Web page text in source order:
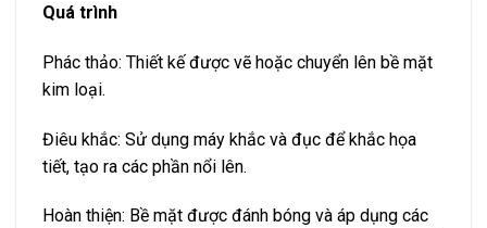
Quá trình
Phác thảo: Thiết kế được vẽ hoặc chuyển lên bề mặt
kim loại.
Điêu khắc: Sử dụng máy khắc và đục để khắc họa
tiết, tạo ra các phần nổi lên.
Hoàn thiện: Bề mặt được đánh bóng và áp dụng các